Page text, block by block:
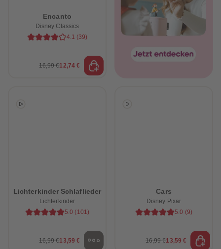
Encanto
Disney Classics
4.1 (39)
16,99 €12,74 €
Lichterkinder Schlaflieder
Lichterkinder
5.0 (101)
16,99 €13,59 €
Cars
Disney Pixar
5.0 (9)
16,99 €13,59 €